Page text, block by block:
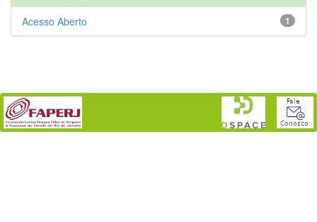
1
Acesso Aberto